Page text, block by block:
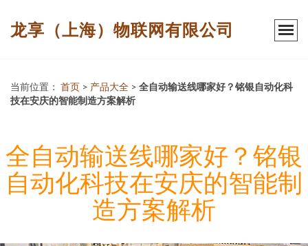
龙享（上海）物联网有限公司
当前位置： 首页 > 产品大全 > 全自动输送线哪家好？铭银自动化科
技在安庆的智能制造方案解析
全自动输送线哪家好？铭银
自动化科技在安庆的智能制
造方案解析